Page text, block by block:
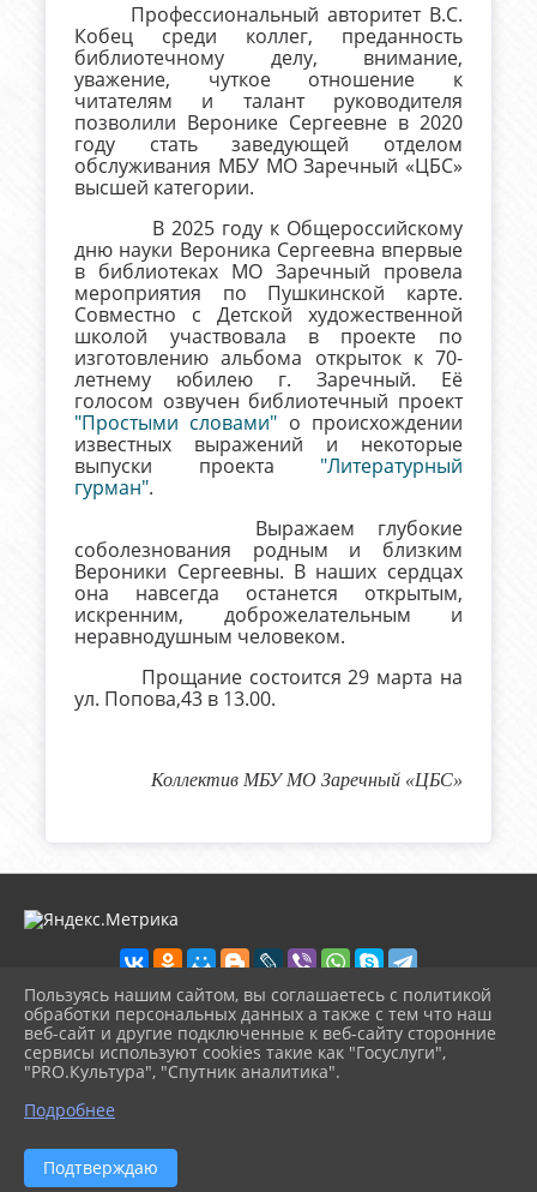
Профессиональный авторитет В.С.
Кобец среди коллег, преданность
библиотечному делу, внимание,
уважение, чуткое отношение к
читателям и талант руководителя
позволили Веронике Сергеевне в 2020
году стать заведующей отделом
обслуживания МБУ МО Заречный «ЦБС»
высшей категории.
В 2025 году к Общероссийскому
дню науки Вероника Сергеевна впервые
в библиотеках МО Заречный провела
мероприятия по Пушкинской карте.
Совместно с Детской художественной
школой участвовала в проекте по
изготовлению альбома открыток к 70-
летнему юбилею г. Заречный. Её
голосом озвучен библиотечный проект
"Простыми словами" о происхождении
известных выражений и некоторые
выпуски проекта "Литературный
гурман".
Выражаем глубокие
соболезнования родным и близким
Вероники Сергеевны. В наших сердцах
она навсегда останется открытым,
искренним, доброжелательным и
неравнодушным человеком.
Прощание состоится 29 марта на
ул. Попова,43 в 13.00.
Коллектив МБУ МО Заречный «ЦБС»
2026 г. zarech-biblio.ru
Вход
Карта сайта
Политика обработки персональных данных
Сделано на KubCMS
Разработка и поддержка
Пользуясь нашим сайтом, вы соглашаетесь с политикой
обработки персональных данных а также с тем что наш
веб-сайт и другие подключенные к веб-сайту сторонние
сервисы используют cookies такие как "Госуслуги",
"PRO.Культура", "Спутник аналитика".
Подробнее
Подтверждаю